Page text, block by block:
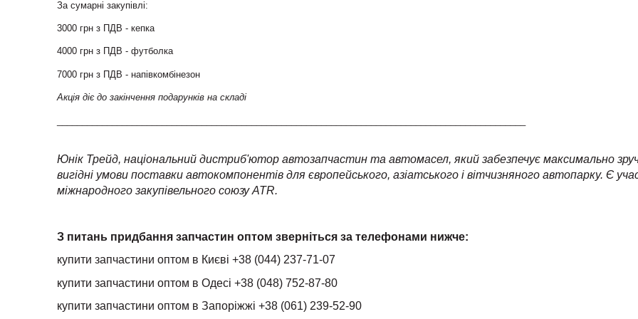
За сумарні закупівлі:
3000 грн з ПДВ - кепка
4000 грн з ПДВ - футболка
7000 грн з ПДВ - напівкомбінезон
Акція діє до закінчення подарунків на складі
Юнік Трейд, національний дистриб'ютор автозапчастин та автомасел, який забезпечує максимально
вигідні умови поставки автокомпонентів для європейського, азіатського і вітчизняного автопарку. Є
міжнародного закупівельного союзу ATR.
З питань придбання запчастин оптом зверніться за телефонами нижче:
купити запчастини оптом в Києві +38 (044) 237-71-07
купити запчастини оптом в Одесі +38 (048) 752-87-80
купити запчастини оптом в Запоріжжі +38 (061) 239-52-90